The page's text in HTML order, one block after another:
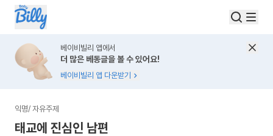
베이비빌리 앱에서
더 많은 베동글을 볼 수 있어요!
베이비빌리 앱 다운받기
익명/ 자유주제
태교에 진심인 남편